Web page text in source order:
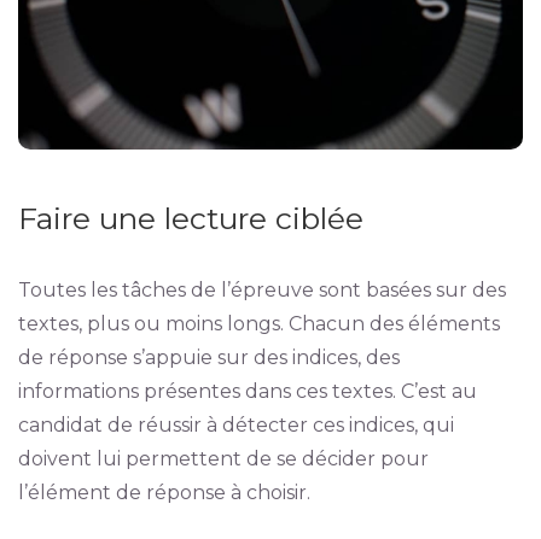
Faire une lecture ciblée
Toutes les tâches de l’épreuve sont basées sur des
textes, plus ou moins longs. Chacun des éléments
de réponse s’appuie sur des indices, des
informations présentes dans ces textes. C’est au
candidat de réussir à détecter ces indices, qui
doivent lui permettent de se décider pour
l’élément de réponse à choisir.